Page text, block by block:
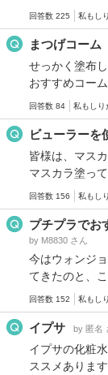
回答数 225 私もし
まつげコーム
せっかく塗布
おすすめコー
回答数 84 私もしり
ビューラーを
皆様は、マス
マスカラ塗っ
回答数 156 私もし
プチプラでお
by M8830 さん
今はウォンジ
てきたのと、
回答数 152 私もし
イプサ by 匿名
イプサの化粧
ススメありま